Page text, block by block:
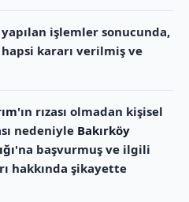
işlemler sonucunda,
kararı verilmiş ve
'ın rızası olmadan kişisel
nedeniyle Bakırköy
'na başvurmuş ve ilgili
hakkında şikayette